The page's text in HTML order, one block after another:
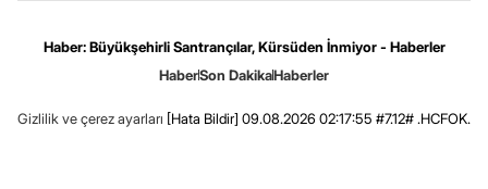
Haber: Büyükşehirli Santrançılar, Kürsüden İnmiyor - Haberler
HaberSon DakikaHaberler
Gizlilik ve çerez ayarları [Hata Bildir] 09.08.2026 02:17:55 #7.12# .HCFOK.